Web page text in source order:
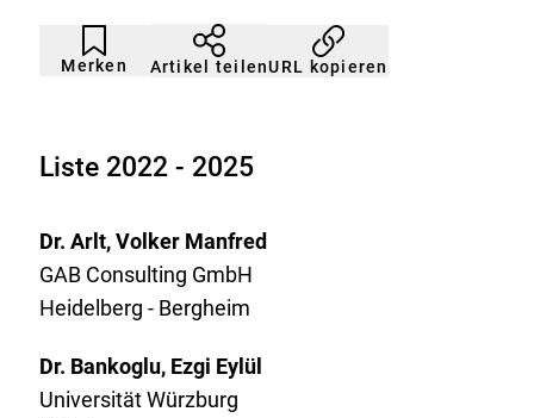
Merken
Artikel
nicht
gemerkt
Durch
Klicken
der
Artikel teilenURL kopieren
Liste 2022 - 2025
Dr. Arlt, Volker Manfred
GAB Consulting GmbH
Heidelberg - Bergheim
Dr. Bankoglu, Ezgi Eylül
Universität Würzburg